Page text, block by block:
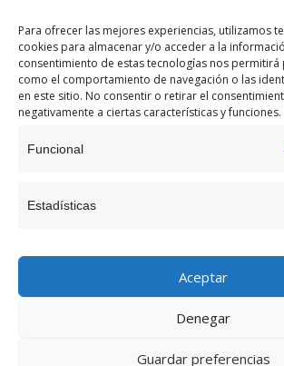
Para ofrecer las mejores experiencias, utilizamos
cookies para almacenar y/o acceder a la
consentimiento de estas tecnologías nos
como el comportamiento de navegación o las
en este sitio. No consentir o retirar el
negativamente a ciertas características y funciones.
Funcional
Estadísticas
Aceptar
Denegar
Guardar preferencias
Copyright 2024 - Diseñado por